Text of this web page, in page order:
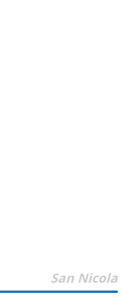
San Nicola